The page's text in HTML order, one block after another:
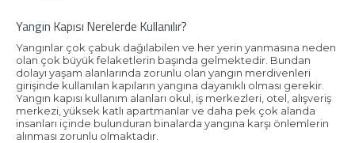
Yangın Kapısı Nerelerde Kullanılır?
Yangınlar çok çabuk dağılabilen ve her yerin yanmasına neden
olan çok büyük felaketlerin başında gelmektedir. Bundan
dolayı yaşam alanlarında zorunlu olan yangın merdivenleri
girişinde kullanılan kapıların yangına dayanıklı olması gerekir.
Yangın kapısı kullanım alanları okul, iş merkezleri, otel, alışveriş
merkezi, yüksek katlı apartmanlar ve daha pek çok alanda
insanları içinde bulunduran binalarda yangına karşı önlemlerin
alınması zorunlu olmaktadır.